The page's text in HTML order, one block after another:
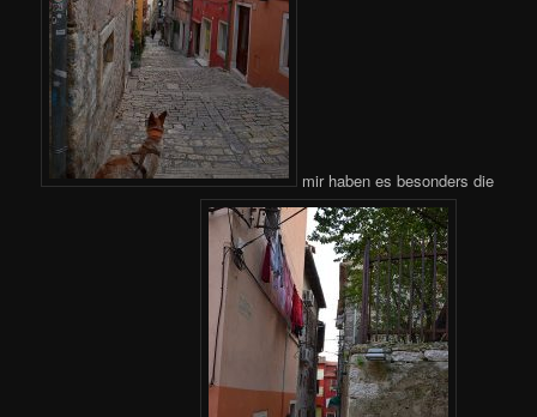
mir haben es besonders die